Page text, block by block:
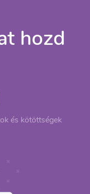
hozd
és kötöttségek